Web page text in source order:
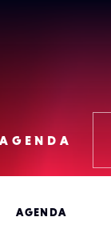
Lense
AGENDA
AGENDA